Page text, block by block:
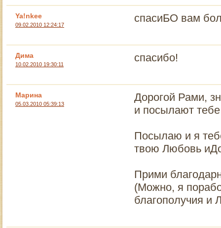
Ya!nkee
09.02.2010 12:24:17
спасиБО вам
Дима
10.02.2010 19:30:11
спасибо!
Марина
05.03.2010 05:39:13
Дорогой Рами,
и посылают
Посылаю и я
твою Любовь
Прими
(Можно, я
благополучия и